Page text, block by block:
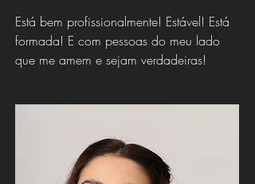
Está bem profissionalmente! Estável! Está
formada! E com pessoas do meu lado
que me amem e sejam verdadeiras!